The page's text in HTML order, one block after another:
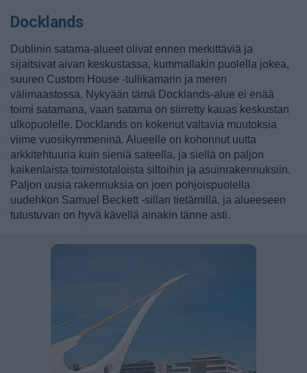
Docklands
Dublinin satama-alueet olivat ennen merkittäviä ja
sijaitsivat aivan keskustassa, kummallakin puolella jokea,
suuren Custom House -tullikamarin ja meren
välimaastossa. Nykyään tämä Docklands-alue ei enää
toimi satamana, vaan satama on siirretty kauas keskustan
ulkopuolelle. Docklands on kokenut valtavia muutoksia
viime vuosikymmeninä. Alueelle on kohonnut uutta
arkkitehtuuria kuin sieniä sateella, ja siellä on paljon
kaikenlaista toimistotaloista siltoihin ja asuinrakennuksiin.
Paljon uusia rakennuksia on joen pohjoispuolella
uudehkon Samuel Beckett -sillan tietämillä, ja alueeseen
tutustuvan on hyvä kävellä ainakin tänne asti.